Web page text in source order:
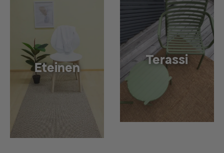
Eteinen Terassi